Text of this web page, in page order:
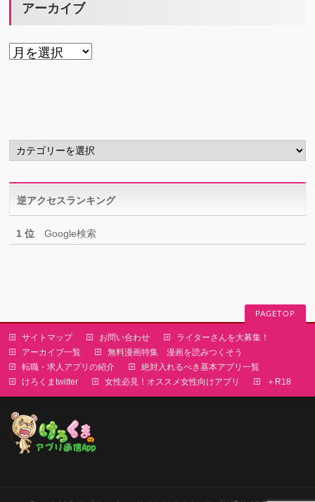
アーカイブ
ア
カ
テ
リ
ー逆アクセスランキング
1 位 Google検索
PAGETOP
サイトマップ お問い合わせ
ライターさんを大募集！
アーカイブ一覧
無料漫画特集 漫画を読みつくそう
転職・求人アプリの紹介
絶対入れるべき基本アプリ一覧
けろくまtwitter
女性必見！オススメ女性向けアプリ ＋R18